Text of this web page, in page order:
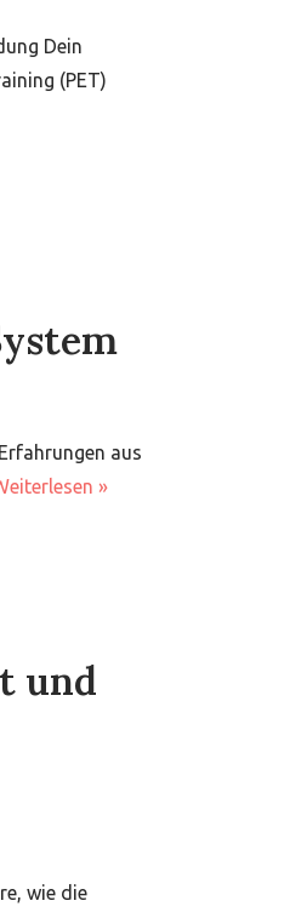
Dein
(PET)
aus
»
und
wie die